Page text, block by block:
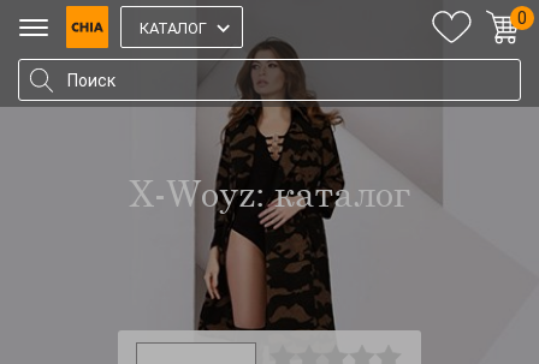
КАТАЛОГ
0
X-Woyz: каталог